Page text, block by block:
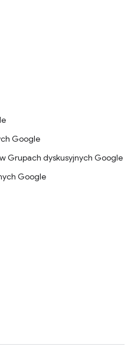
Google
Grupach dyskusyjnych Google
Google